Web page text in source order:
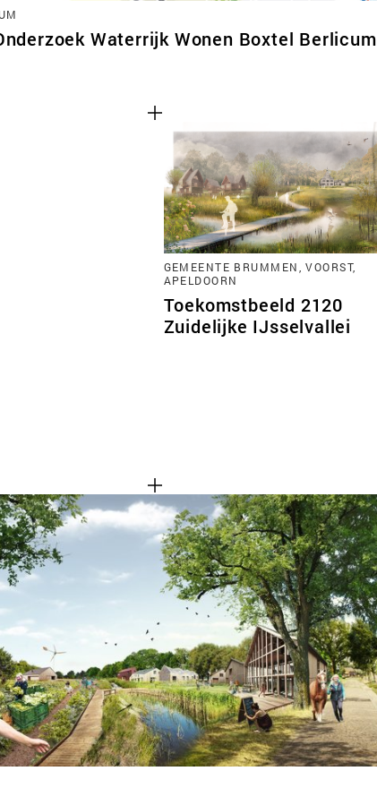
Waterrijk Wonen Boxtel Berlicum
GEMEENTE BRUMMEN, VOORST,
APELDOORN
Toekomstbeeld 2120
Zuidelijke IJsselvallei